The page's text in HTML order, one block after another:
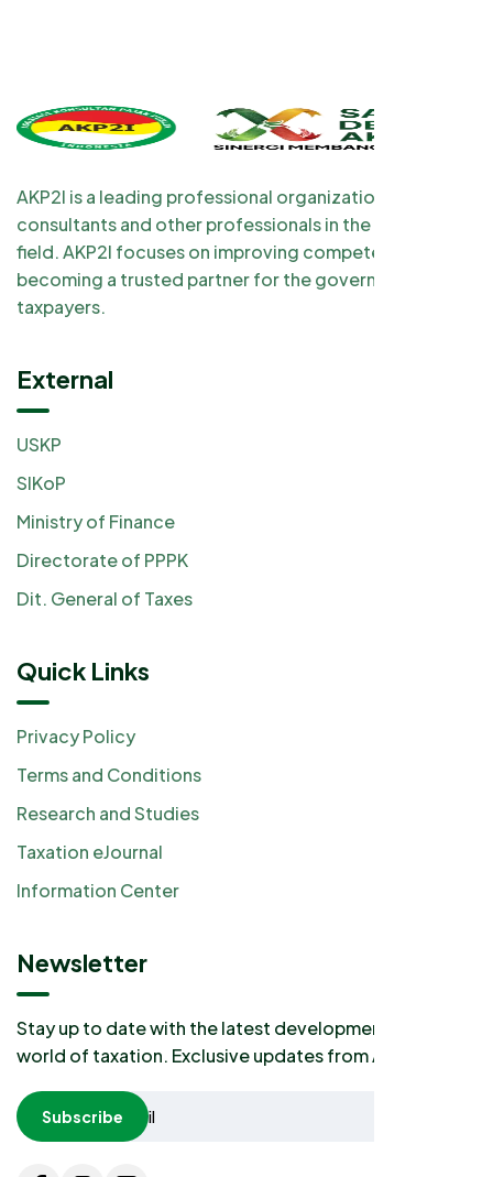
AKP2I is a leading professional organization for tax
consultants and other professionals in the taxation
field. AKP2I focuses on improving competency and
becoming a trusted partner for the government and
taxpayers.
External
USKP
SIKoP
Ministry of Finance
Directorate of PPPK
Dit. General of Taxes
Quick Links
Privacy Policy
Terms and Conditions
Research and Studies
Taxation eJournal
Information Center
Newsletter
Stay up to date with the latest developments in the
world of taxation. Exclusive updates from AKP2I.
Subscribe